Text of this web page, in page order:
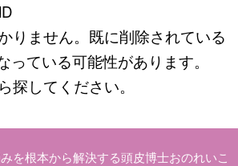
りません。既に削除されている
っている可能性があります。
探してください。
を根本から解決する頭皮博士おのれいこ